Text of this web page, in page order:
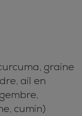
graine
ail en
cumin)